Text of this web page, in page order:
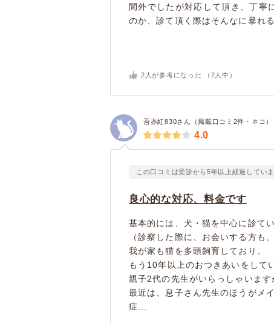
間外でしたが対応して頂き、丁寧
のか、診て頂く際はそんなに暴れ
2 人が参考になった （ 2 人中）
吾亦紅830さん（掲載口コミ2件・ネコ）
4.0
この口コミは受診から5年以上経過していま
良心的な対応、料金です
基本的には、犬・猫を中心に診て
（診察した際に、お会いする方も
我が家も猫を多頭飼育しており、
もう10年以上のおつきあいをして
親子2代の先生がいらっしゃいます
最近は、息子さん先生のほうがメ
症...